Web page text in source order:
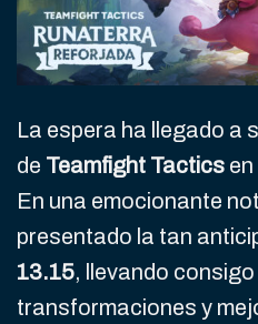
La espera ha llegado a
de Teamfight Tactics
En una emocionante
presentado la tan
13.15, llevando
transformaciones y